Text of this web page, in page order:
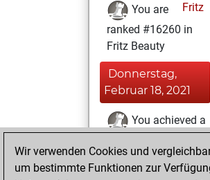
Fritz
You are
ranked #16260 in
Fritz Beauty
Donnerstag,
Februar 18, 2021
You achieved a
Fritz
You
Wir verwenden Cookies und
um bestimmte Funktionen zur